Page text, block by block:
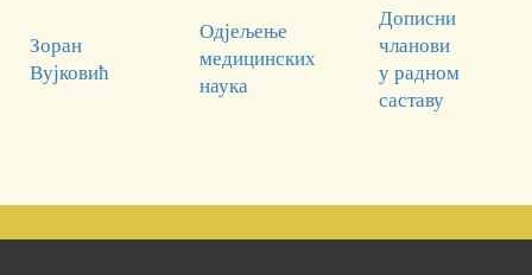
Зоран
Вујковић
Одјељење
медицинских
наука
Дописни
чланови
у радном
саставу